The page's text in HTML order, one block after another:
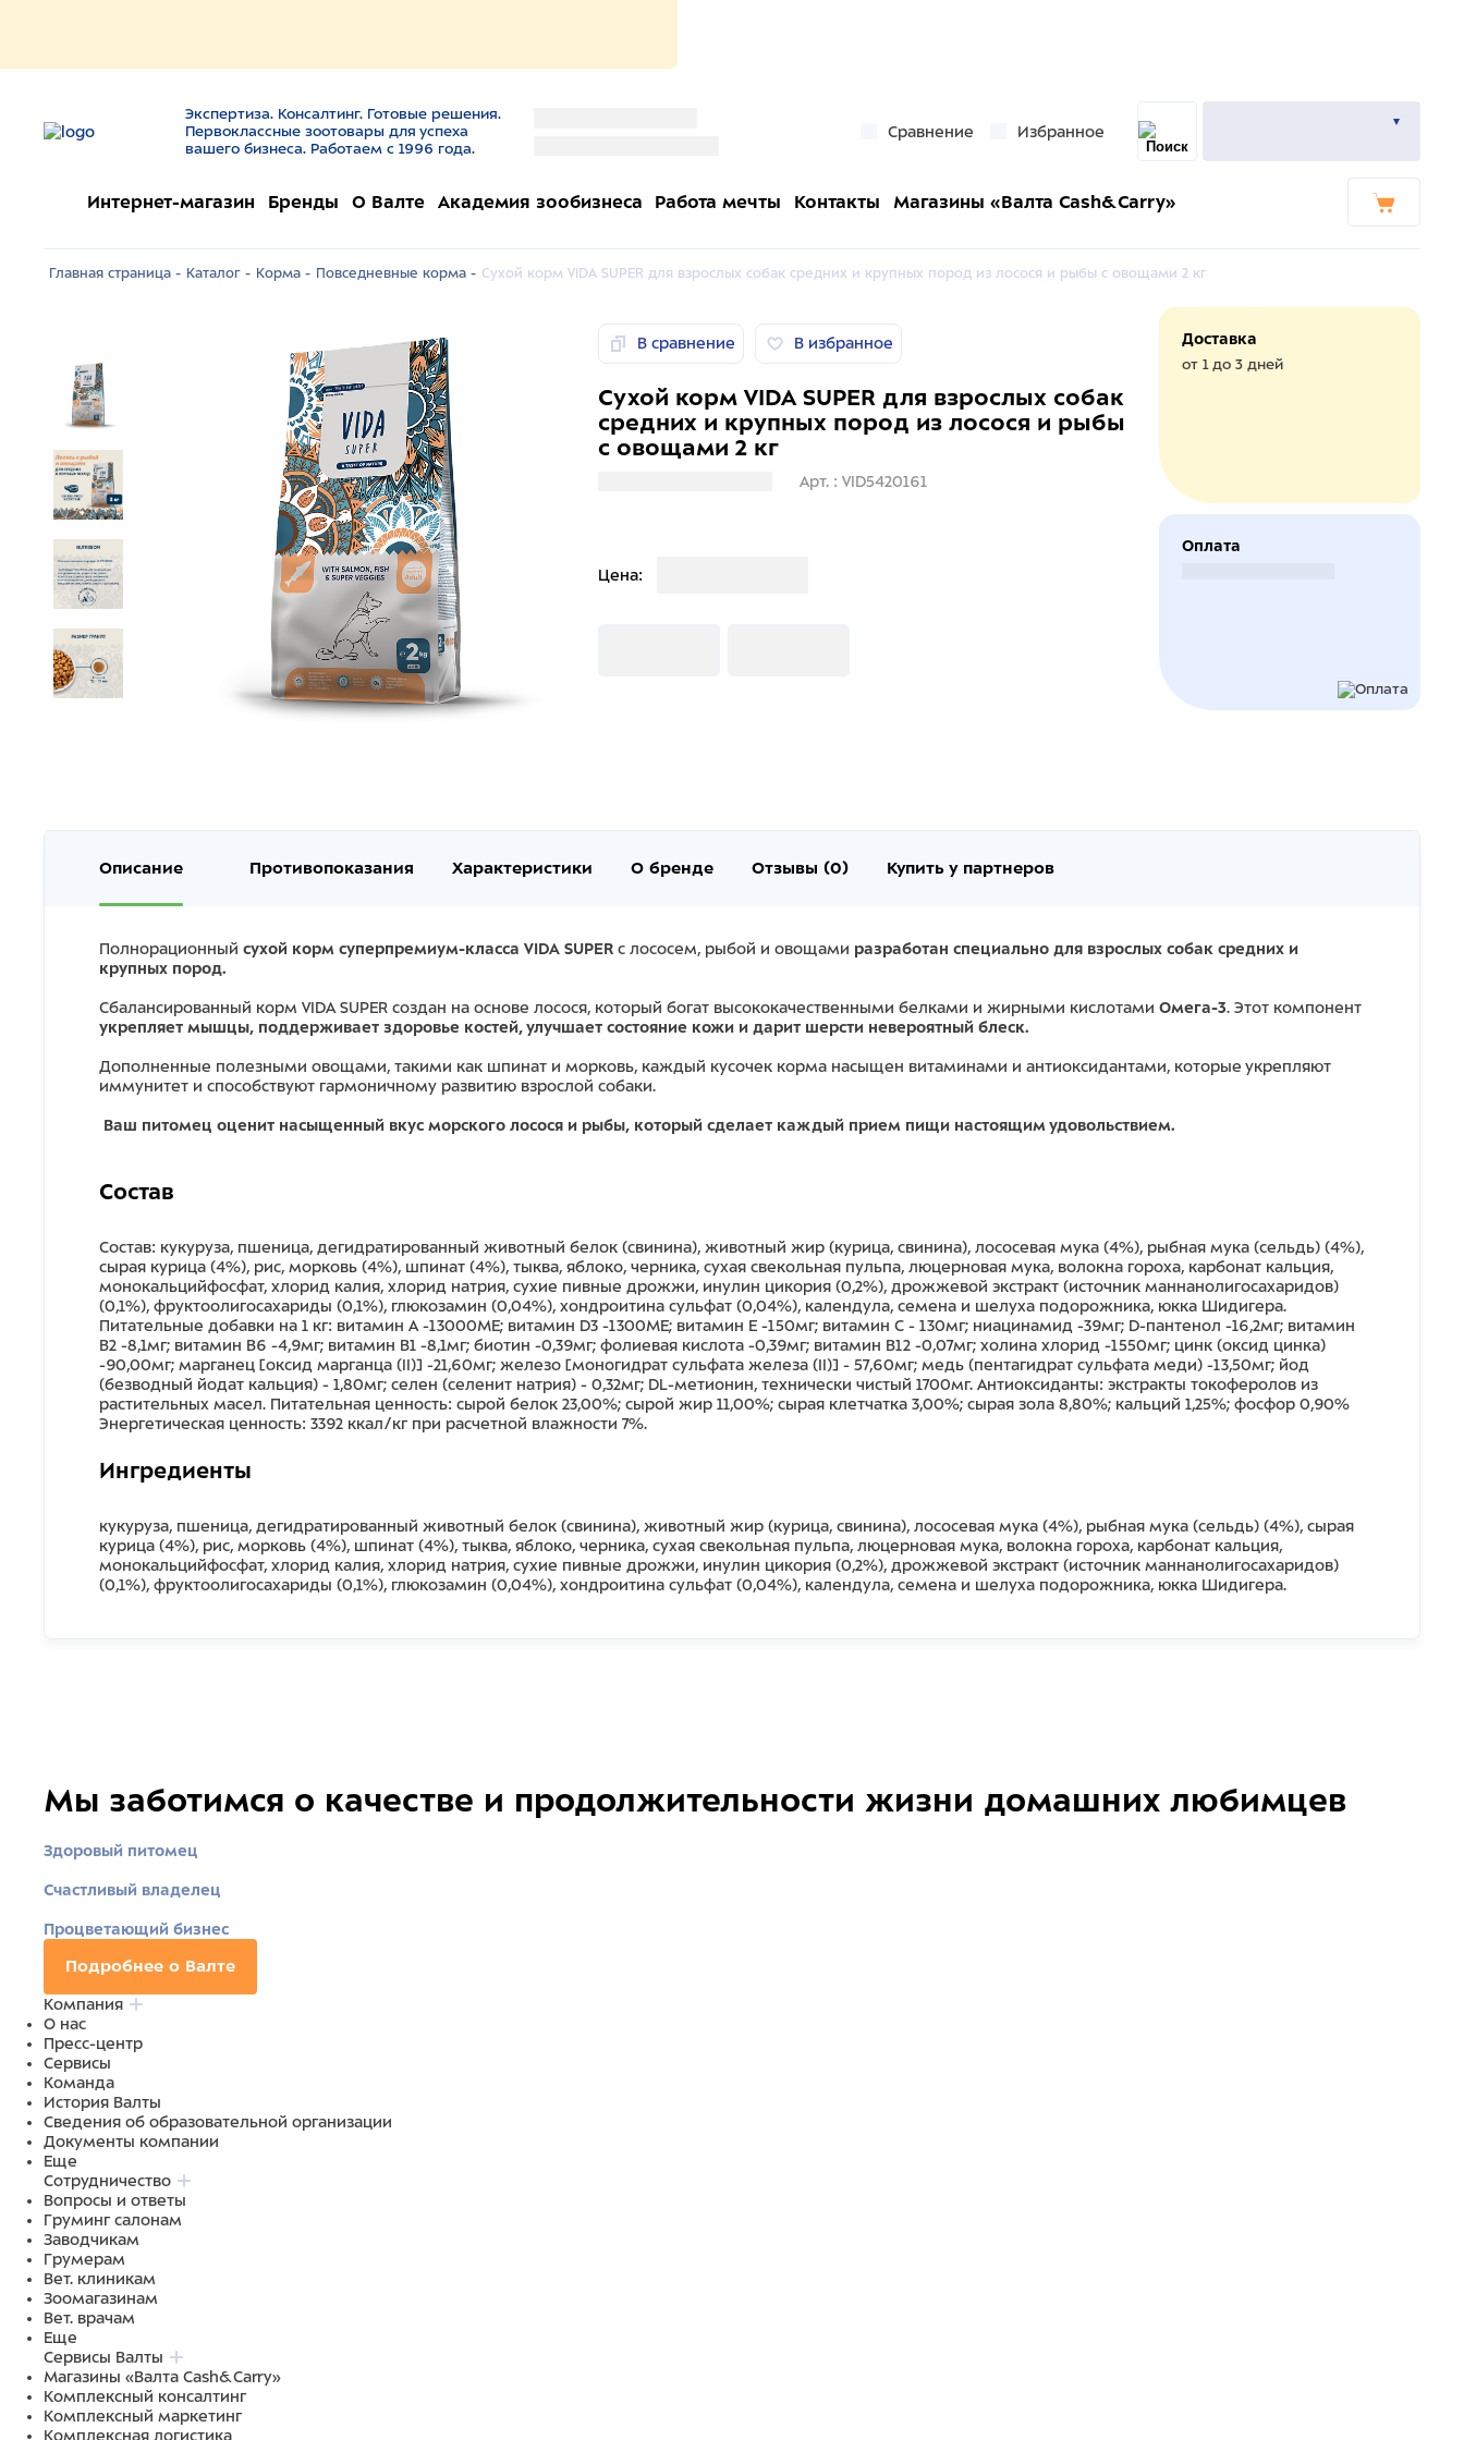
Экспертиза. Консалтинг. Готовые решения.
Первоклассные зоотовары для успеха
вашего бизнеса. Работаем с 1996 года.
Сравнение Избранное
Интернет-магазин Бренды О Валте Академия зообизнеса Работа мечты Контакты Магазины «Валта Cash&Carry»
Главная страница - Каталог - Корма - Повседневные корма - Сухой корм VIDA SUPER для взрослых собак средних и крупных пород из лосося и рыбы с овощами 2 кг
В сравнение В избранное
Сухой корм VIDA SUPER для взрослых собак
средних и крупных пород из лосося и рыбы
с овощами 2 кг
Арт. : VID5420161
Цена:
Доставка
от 1 до 3 дней
Оплата
Описание Противопоказания Характеристики О бренде Отзывы (0) Купить у партнеров
Полнорационный сухой корм суперпремиум-класса VIDA SUPER с лососем, рыбой и овощами разработан специально для взрослых собак средних и
крупных пород.
Сбалансированный корм VIDA SUPER создан на основе лосося, который богат высококачественными белками и жирными кислотами Омега-3. Этот компонент
укрепляет мышцы, поддерживает здоровье костей, улучшает состояние кожи и дарит шерсти невероятный блеск.
Дополненные полезными овощами, такими как шпинат и морковь, каждый кусочек корма насыщен витаминами и антиоксидантами, которые укрепляют
иммунитет и способствуют гармоничному развитию взрослой собаки.
Ваш питомец оценит насыщенный вкус морского лосося и рыбы, который сделает каждый прием пищи настоящим удовольствием.
Состав
Состав: кукуруза, пшеница, дегидратированный животный белок (свинина), животный жир (курица, свинина), лососевая мука (4%), рыбная мука (сельдь) (4%),
сырая курица (4%), рис, морковь (4%), шпинат (4%), тыква, яблоко, черника, сухая свекольная пульпа, люцерновая мука, волокна гороха, карбонат кальция,
монокальцийфосфат, хлорид калия, хлорид натрия, сухие пивные дрожжи, инулин цикория (0,2%), дрожжевой экстракт (источник маннанолигосахаридов)
(0,1%), фруктоолигосахариды (0,1%), глюкозамин (0,04%), хондроитина сульфат (0,04%), календула, семена и шелуха подорожника, юкка Шидигера.
Питательные добавки на 1 кг: витамин A -13000ME; витамин D3 -1300ME; витамин E -150мг; витамин C - 130мг; ниацинамид -39мг; D-пантенол -16,2мг; витамин
B2 -8,1мг; витамин B6 -4,9мг; витамин B1 -8,1мг; биотин -0,39мг; фолиевая кислота -0,39мг; витамин B12 -0,07мг; холина хлорид -1550мг; цинк (оксид цинка)
-90,00мг; марганец [оксид марганца (II)] -21,60мг; железо [моногидрат сульфата железа (II)] - 57,60мг; медь (пентагидрат сульфата меди) -13,50мг; йод
(безводный йодат кальция) - 1,80мг; селен (селенит натрия) - 0,32мг; DL-метионин, технически чистый 1700мг. Антиоксиданты: экстракты токоферолов из
растительных масел. Питательная ценность: сырой белок 23,00%; сырой жир 11,00%; сырая клетчатка 3,00%; сырая зола 8,80%; кальций 1,25%; фосфор 0,90%
Энергетическая ценность: 3392 ккал/кг при расчетной влажности 7%.
Ингредиенты
кукуруза, пшеница, дегидратированный животный белок (свинина), животный жир (курица, свинина), лососевая мука (4%), рыбная мука (сельдь) (4%), сырая
курица (4%), рис, морковь (4%), шпинат (4%), тыква, яблоко, черника, сухая свекольная пульпа, люцерновая мука, волокна гороха, карбонат кальция,
монокальцийфосфат, хлорид калия, хлорид натрия, сухие пивные дрожжи, инулин цикория (0,2%), дрожжевой экстракт (источник маннанолигосахаридов)
(0,1%), фруктоолигосахариды (0,1%), глюкозамин (0,04%), хондроитина сульфат (0,04%), календула, семена и шелуха подорожника, юкка Шидигера.
Мы заботимся о качестве и продолжительности жизни домашних любимцев
Здоровый питомец
Счастливый владелец
Процветающий бизнес
Подробнее о Валте
Компания
О нас
Пресс-центр
Сервисы
Команда
История Валты
Сведения об образовательной организации
Документы компании
Еще
Сотрудничество
Вопросы и ответы
Груминг салонам
Заводчикам
Грумерам
Вет. клиникам
Зоомагазинам
Вет. врачам
Еще
Сервисы Валты
Магазины «Валта Cash&Carry»
Комплексный консалтинг
Комплексный маркетинг
Комплексная логистика